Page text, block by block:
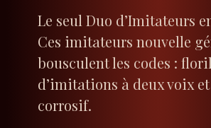
Le seul Duo d’Imitateurs
Ces imitateurs nouvelle
bousculent les codes :
d’imitations à deux voix
corrosif.